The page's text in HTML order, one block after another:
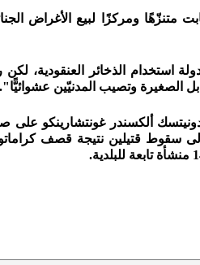
متنزّهًا ومركزًا لبيع الأغراض
استخدام الذخائر العنقودية،
الصغيرة وتصيب المدنيّين عشوائيًّا".
ألكسندر غونتشارينكو على
سقوط قتيلين نتيجة قصف